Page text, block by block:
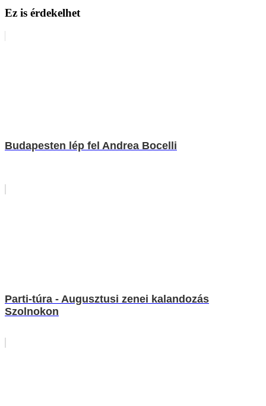
Ez is érdekelhet
Budapesten lép fel Andrea Bocelli
Parti-túra - Augusztusi zenei kalandozás
Szolnokon